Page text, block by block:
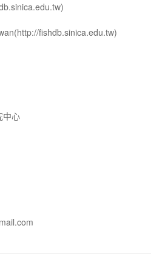
fishdb.sinica.edu.tw)
中心